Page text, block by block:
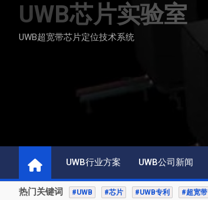
UWB芯片实验室
UWB超宽带芯片定位技术系统
UWB行业方案 UWB公司新闻
热门关键词 #UWB #芯片 #UWB专利 #超宽带